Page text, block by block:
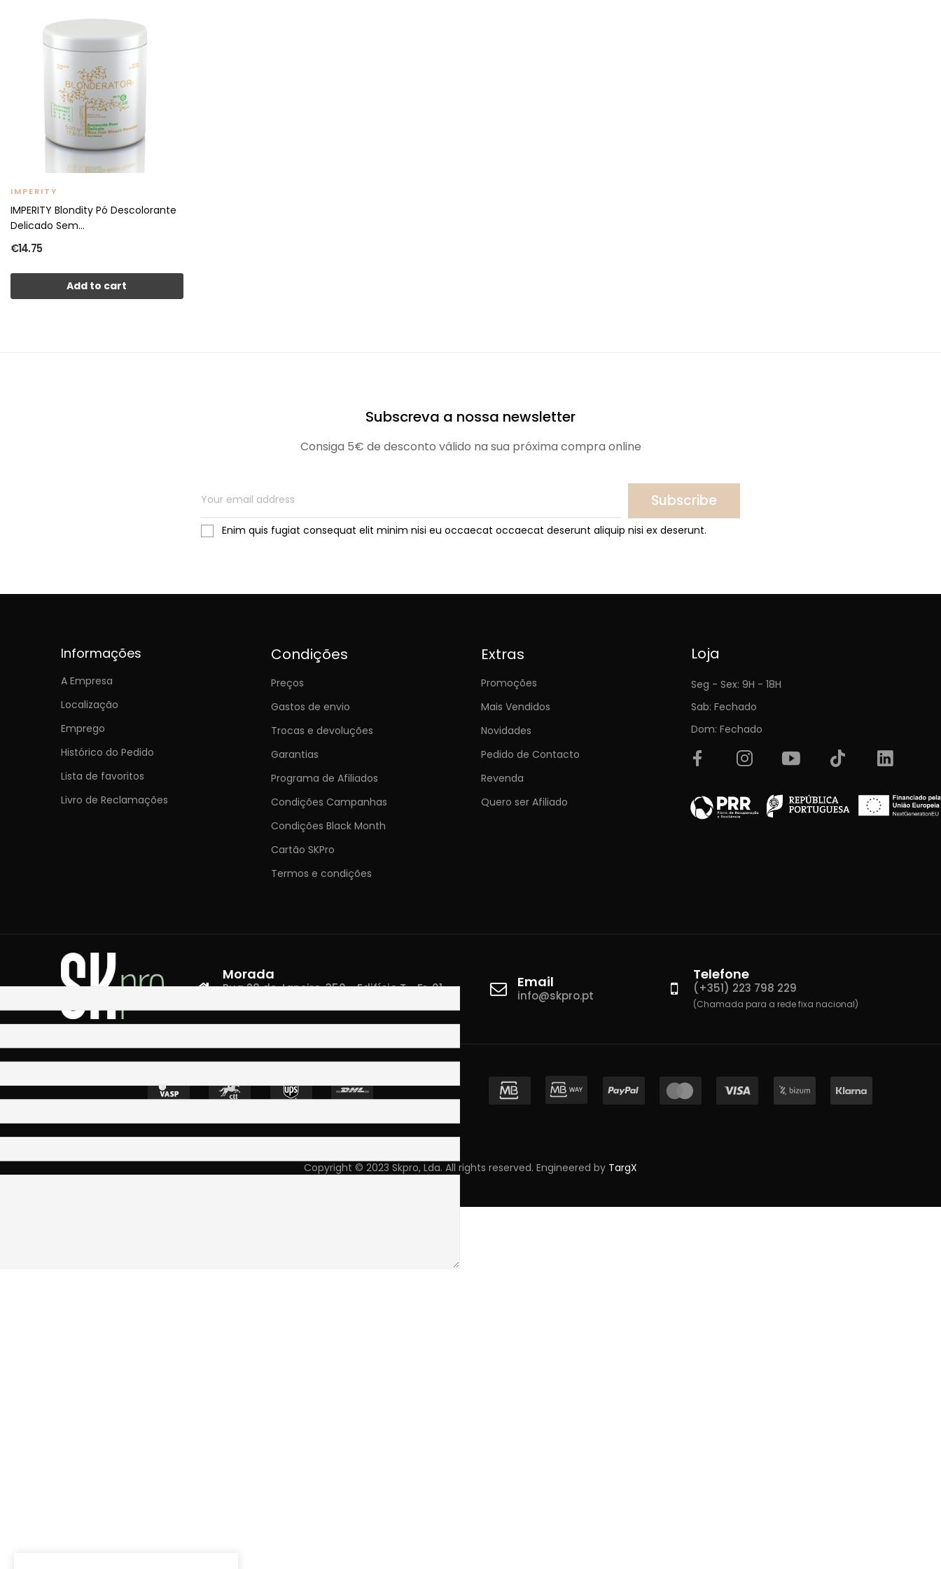
IMPERITY
IMPERITY Blondity Pó Descolorante
Delicado Sem...
€14.75
Add to cart
Subscreva a nossa newsletter
Consiga 5€ de desconto válido na sua próxima compra online
Subscribe
Enim quis fugiat consequat elit minim nisi eu occaecat occaecat deserunt aliquip nisi ex deserunt.
Informações
A Empresa
Localização
Emprego
Histórico do Pedido
Lista de favoritos
Livro de Reclamações
Condições
Preços
Gastos de envio
Trocas e devoluções
Garantias
Programa de Afiliados
Condições Campanhas
Condições Black Month
Cartão SKPro
Termos e condições
Extras
Promoções
Mais Vendidos
Novidades
Pedido de Contacto
Revenda
Quero ser Afiliado
Loja
Seg - Sex: 9H - 18H
Sab: Fechado
Dom: Fechado
Morada
Rua 28 de Janeiro, 350 - Edifício T - Fr. 01
Email
info@skpro.pt
Telefone
(+351) 223 798 229
(Chamada para a rede fixa nacional)
Copyright © 2023 Skpro, Lda. All rights reserved. Engineered by TargX